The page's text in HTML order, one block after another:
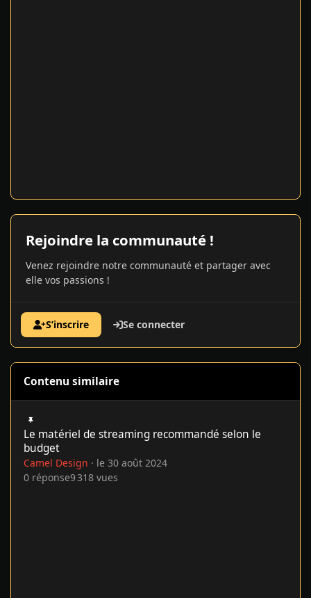
Rejoindre la communauté !
Venez rejoindre notre communauté et partager avec
elle vos passions !
S’inscrire Se connecter
Contenu similaire
Le matériel de streaming recommandé selon le
budget
Camel Design · le 30 août 2024
0 réponse9 318 vues